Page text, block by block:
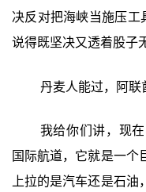
决反对把海峡当施压工
说得既坚决又透着股子
丹麦人能过，阿联
我给你们讲，现
国际航道，它就是一个
上拉的是汽车还是石油